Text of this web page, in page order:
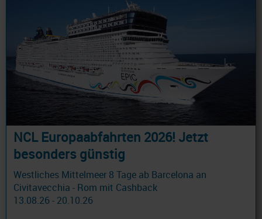
NCL Europaabfahrten 2026! Jetzt
besonders günstig
Westliches Mittelmeer 8 Tage ab Barcelona an
Civitavecchia - Rom mit Cashback
13.08.26 - 20.10.26